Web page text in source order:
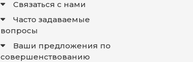
Связаться с нами
Часто задаваемые
вопросы
Ваши предложения по
совершенствованию